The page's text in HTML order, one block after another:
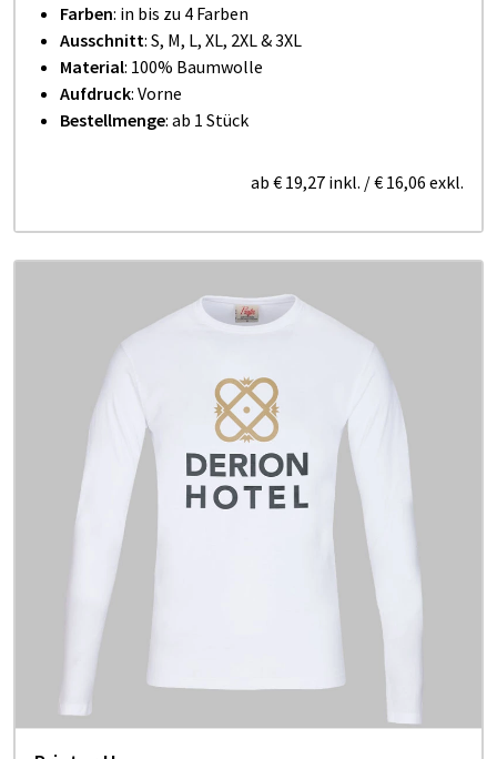
Farben: in bis zu 4 Farben
Ausschnitt: S, M, L, XL, 2XL & 3XL
Material: 100% Baumwolle
Aufdruck: Vorne
Bestellmenge: ab 1 Stück
ab € 19,27 inkl. /€ 16,06 exkl.